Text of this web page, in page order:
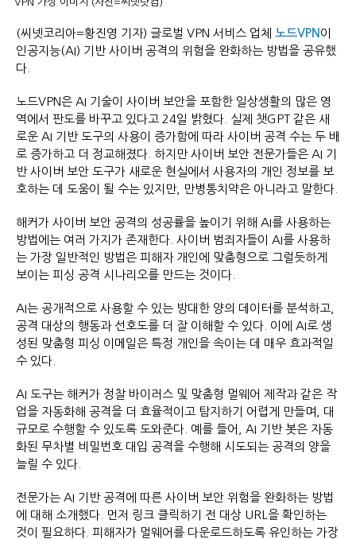
(씨넷코리아=황진영 기자) 글로벌 VPN 서비스 업체 노드VPN 이
인공지능(AI) 기반 사이버 공격의 위험을 완화하는 방법을 공유했
다.
노드VPN은 AI 기술이 사이버 보안을 포함한 일상생활의 많은 영
역에서 판도를 바꾸고 있다고 24일 밝혔다. 실제 챗GPT 같은 새
로운 AI 기반 도구의 사용이 증가함에 따라 사이버 공격 수는 두 배
로 증가하고 더 정교해졌다. 하지만 사이버 보안 전문가들은 AI 기
반 사이버 보안 도구가 새로운 현실에서 사용자의 개인 정보를 보
호하는 데 도움이 될 수는 있지만, 만병통치약은 아니라고 말한다.
해커가 사이버 보안 공격의 성공률을 높이기 위해 AI를 사용하는
방법에는 여러 가지가 존재한다. 사이버 범죄자들이 AI를 사용하
는 가장 일반적인 방법은 피해자 개인에 맞춤형으로 그럴듯하게
보이는 피싱 공격 시나리오를 만드는 것이다.
AI는 공개적으로 사용할 수 있는 방대한 양의 데이터를 분석하고,
공격 대상의 행동과 선호도를 더 잘 이해할 수 있다. 이에 AI로 생
성된 맞춤형 피싱 이메일은 특정 개인을 속이는 데 매우 효과적일
수 있다.
AI 도구는 해커가 정찰 바이러스 및 맞춤형 멀웨어 제작과 같은 작
업을 자동화해 공격을 더 효율적이고 탐지하기 어렵게 만들며, 대
규모로 수행할 수 있도록 도와준다. 예를 들어, AI 기반 봇은 자동
화된 무차별 비밀번호 대입 공격을 수행해 시도되는 공격의 양을
늘릴 수 있다.
전문가는 AI 기반 공격에 따른 사이버 보안 위험을 완화하는 방법
에 대해 소개했다. 먼저 링크 클릭하기 전 대상 URL을 확인하는
것이 필요하다. 피해자가 멀웨어를 다운로드하도록 유인하는 가장